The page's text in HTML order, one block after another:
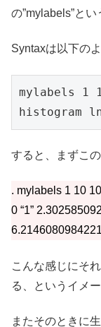
の”mylabels”とい
Syntaxは以下の
mylabels 1
histogram
すると、まずこ
. mylabels 1 10
0 “1”
こんな感じにそ
る、というイメ
またそのときに